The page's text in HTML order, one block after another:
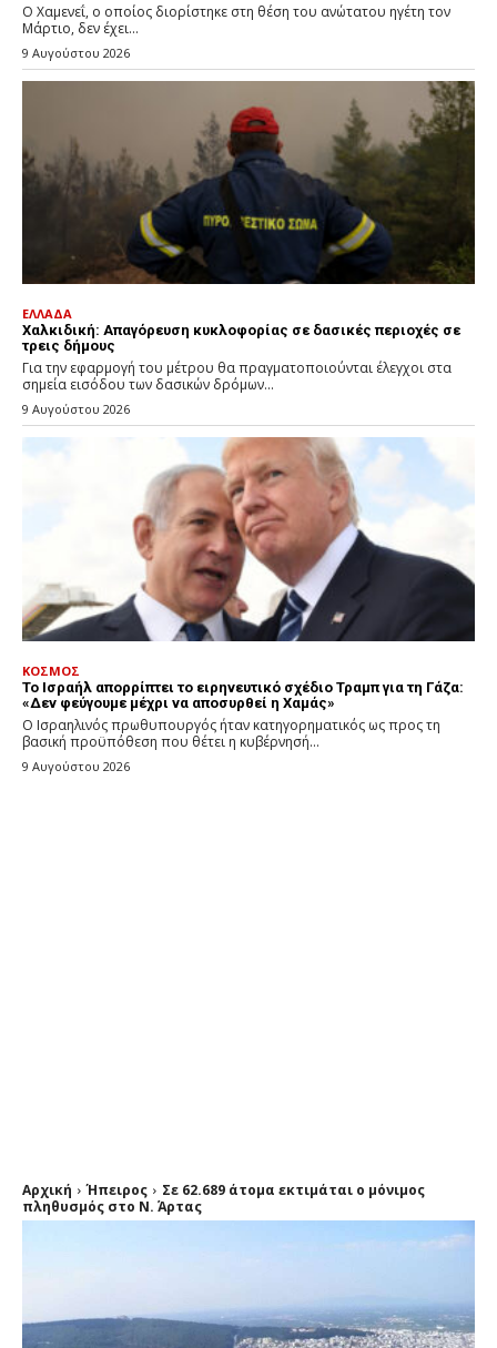
Ο Χαμενεΐ, ο οποίος διορίστηκε στη θέση του ανώτατου ηγέτη τον
Μάρτιο, δεν έχει...
9 Αυγούστου 2026
ΕΛΛΑΔΑ
Χαλκιδική: Απαγόρευση κυκλοφορίας σε δασικές περιοχές σε
τρεις δήμους
Για την εφαρμογή του μέτρου θα πραγματοποιούνται έλεγχοι στα
σημεία εισόδου των δασικών δρόμων...
9 Αυγούστου 2026
ΚΟΣΜΟΣ
Το Ισραήλ απορρίπτει το ειρηνευτικό σχέδιο Τραμπ για τη Γάζα:
«Δεν φεύγουμε μέχρι να αποσυρθεί η Χαμάς»
Ο Ισραηλινός πρωθυπουργός ήταν κατηγορηματικός ως προς τη
βασική προϋπόθεση που θέτει η κυβέρνησή...
9 Αυγούστου 2026